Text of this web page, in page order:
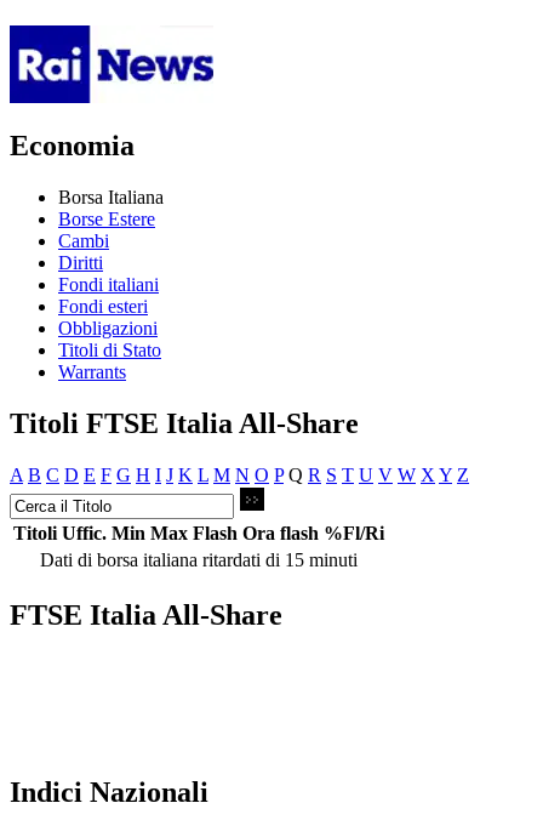
Economia
Borsa Italiana
Borse Estere
Cambi
Diritti
Fondi italiani
Fondi esteri
Obbligazioni
Titoli di Stato
Warrants
Titoli FTSE Italia All-Share
A B C D E F G H I J K L M N O P Q R S T U V W X Y Z
Titoli Uffic. Min Max Flash Ora flash %Fl/Ri
Dati di borsa italiana ritardati di 15 minuti
FTSE Italia All-Share
Indici Nazionali